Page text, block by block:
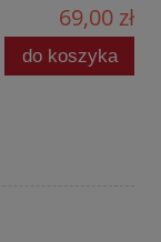
69,00 zł
do koszyka